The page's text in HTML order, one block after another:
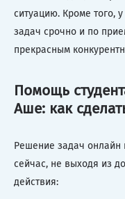
ситуацию. Кроме того,
задач срочно и по
прекрасным
Помощь
Аше: как
Решение задач
сейчас, не выходя из
действия: